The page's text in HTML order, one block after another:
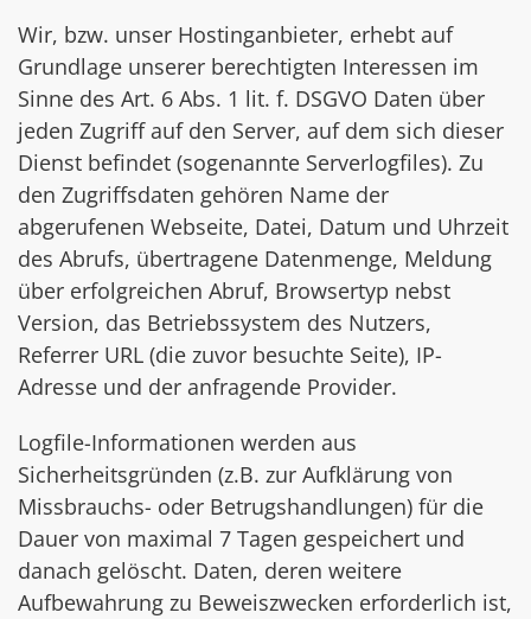
Wir, bzw. unser Hostinganbieter, erhebt auf
Grundlage unserer berechtigten Interessen im
Sinne des Art. 6 Abs. 1 lit. f. DSGVO Daten über
jeden Zugriff auf den Server, auf dem sich dieser
Dienst befindet (sogenannte Serverlogfiles). Zu
den Zugriffsdaten gehören Name der
abgerufenen Webseite, Datei, Datum und Uhrzeit
des Abrufs, übertragene Datenmenge, Meldung
über erfolgreichen Abruf, Browsertyp nebst
Version, das Betriebssystem des Nutzers,
Referrer URL (die zuvor besuchte Seite), IP-
Adresse und der anfragende Provider.
Logfile-Informationen werden aus
Sicherheitsgründen (z.B. zur Aufklärung von
Missbrauchs- oder Betrugshandlungen) für die
Dauer von maximal 7 Tagen gespeichert und
danach gelöscht. Daten, deren weitere
Aufbewahrung zu Beweiszwecken erforderlich ist,